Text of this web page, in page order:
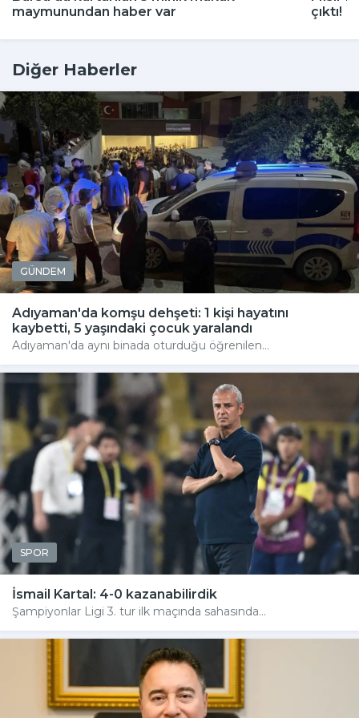
maymunundan haber var
çıktı!
Diğer Haberler
GÜNDEM
Adıyaman'da komşu dehşeti: 1 kişi hayatını
kaybetti, 5 yaşındaki çocuk yaralandı
Adıyaman'da aynı binada oturduğu öğrenilen...
SPOR
İsmail Kartal: 4-0 kazanabilirdik
Şampiyonlar Ligi 3. tur ilk maçında sahasında...